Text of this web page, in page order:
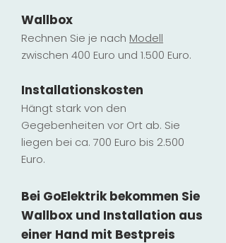
Wallbox
Rechnen Sie je nach Modell
zwischen 400 Euro und 1.500 Euro.
Installationskosten
Hängt stark von den
Gegebenheiten vor Ort ab. Sie
liegen bei ca. 700 Euro bis 2.500
Euro.
Bei GoElektrik bekommen Sie
Wallbox und Installation aus
einer Hand mit Bestpreis